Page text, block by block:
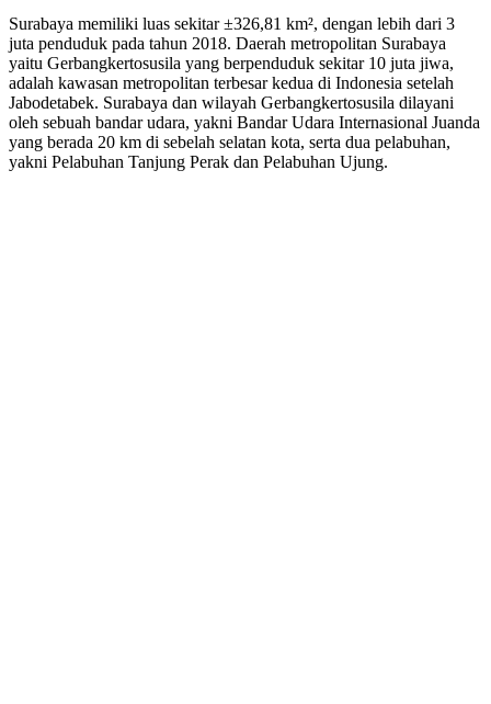
Surabaya memiliki luas sekitar ±326,81 km², dengan lebih dari 3
juta penduduk pada tahun 2018. Daerah metropolitan Surabaya
yaitu Gerbangkertosusila yang berpenduduk sekitar 10 juta jiwa,
adalah kawasan metropolitan terbesar kedua di Indonesia setelah
Jabodetabek. Surabaya dan wilayah Gerbangkertosusila dilayani
oleh sebuah bandar udara, yakni Bandar Udara Internasional Juanda
yang berada 20 km di sebelah selatan kota, serta dua pelabuhan,
yakni Pelabuhan Tanjung Perak dan Pelabuhan Ujung.